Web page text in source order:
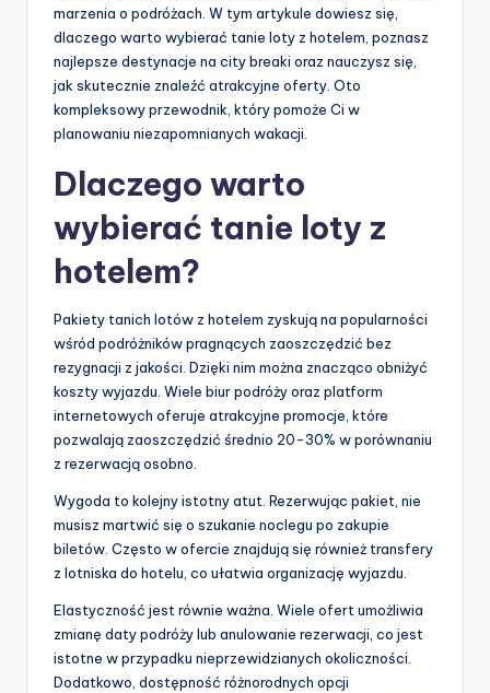
marzenia o podróżach. W tym artykule dowiesz się,
dlaczego warto wybierać tanie loty z hotelem, poznasz
najlepsze destynacje na city breaki oraz nauczysz się,
jak skutecznie znaleźć atrakcyjne oferty. Oto
kompleksowy przewodnik, który pomoże Ci w
planowaniu niezapomnianych wakacji.
Dlaczego warto
wybierać tanie loty z
hotelem?
Pakiety tanich lotów z hotelem zyskują na popularności
wśród podróżników pragnących zaoszczędzić bez
rezygnacji z jakości. Dzięki nim można znacząco obniżyć
koszty wyjazdu. Wiele biur podróży oraz platform
internetowych oferuje atrakcyjne promocje, które
pozwalają zaoszczędzić średnio 20-30% w porównaniu
z rezerwacją osobno.
Wygoda to kolejny istotny atut. Rezerwując pakiet, nie
musisz martwić się o szukanie noclegu po zakupie
biletów. Często w ofercie znajdują się również transfery
z lotniska do hotelu, co ułatwia organizację wyjazdu.
Elastyczność jest równie ważna. Wiele ofert umożliwia
zmianę daty podróży lub anulowanie rezerwacji, co jest
istotne w przypadku nieprzewidzianych okoliczności.
Dodatkowo, dostępność różnorodnych opcji